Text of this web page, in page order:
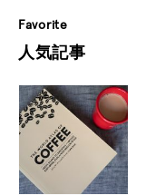
Favorite
人気記事